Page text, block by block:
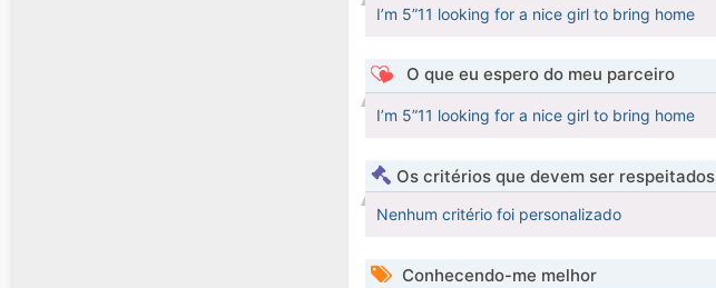
I’m 5”11 looking for a nice girl to bring home
O que eu espero do meu parceiro
I’m 5”11 looking for a nice girl to bring home
Os critérios que devem ser respeitados
Nenhum critério foi personalizado
Conhecendo-me melhor